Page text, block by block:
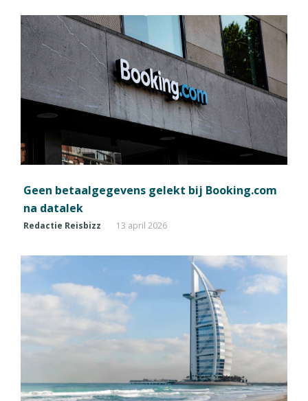
Geen betaalgegevens gelekt bij Booking.com
na datalek
Redactie Reisbizz 13 april 2026